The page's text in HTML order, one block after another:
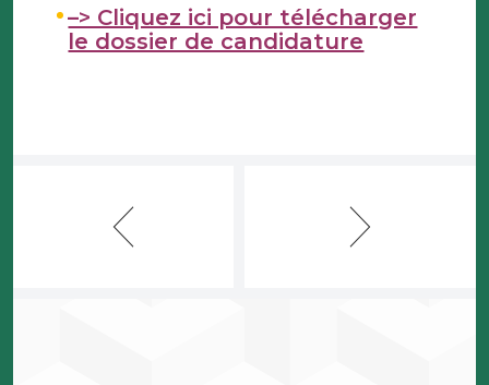
–> Cliquez ici pour télécharger
le dossier de candidature